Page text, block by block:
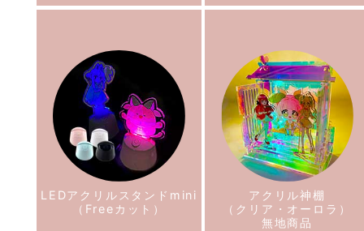
LEDアクリルスタンドmini
（Freeカット）
アクリル神棚
（クリア・オーロラ）
無地商品